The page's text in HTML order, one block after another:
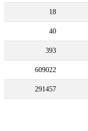
18
40
393
609022
291457